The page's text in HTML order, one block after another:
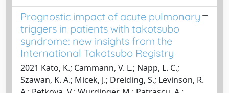
Prognostic impact of acute pulmonary
triggers in patients with takotsubo
syndrome: new insights from the
International Takotsubo Registry
2021 Kato, K.; Cammann, V. L.; Napp, L. C.;
Szawan, K. A.; Micek, J.; Dreiding, S.; Levinson, R.